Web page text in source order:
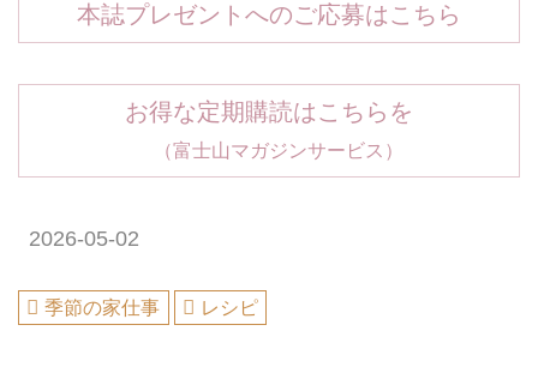
本誌プレゼントへのご応募はこちら
お得な定期購読はこちらを
（富士山マガジンサービス）
2026-05-02
季節の家仕事 レシピ